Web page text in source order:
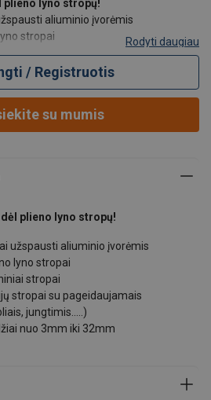
plieno lyno stropų!
aliuminio įvorėmis
stropai
stropai
su pageidaujamais užbaigimais
Rodyti daugiau
/ Registruotis
su mumis
dėl plieno lyno stropų!
užspausti aliuminio įvorėmis
lyno stropai
stropai
stropai su pageidaujamais
jungtimis.....)
nuo 3mm iki 32mm
2017.pdf